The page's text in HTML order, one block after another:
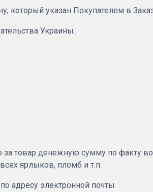
который указан Покупателем в
Украины.
за товар денежную сумму по факту
ярлыков, пломб и т.п.
адресу электронной почты